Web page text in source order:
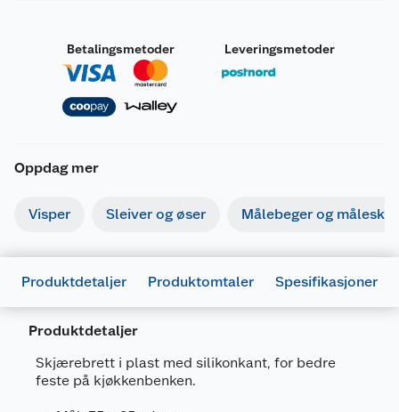
Betalingsmetoder Leveringsmetoder
Oppdag mer
Visper Sleiver og øser Målebeger og måleskje
Produktdetaljer Produktomtaler Spesifikasjoner
Produktdetaljer
Skjærebrett i plast med silikonkant, for bedre
feste på kjøkkenbenken.
Generelt
Artikkelnummer
Leverandørens artikkelnummer
91721-20NO